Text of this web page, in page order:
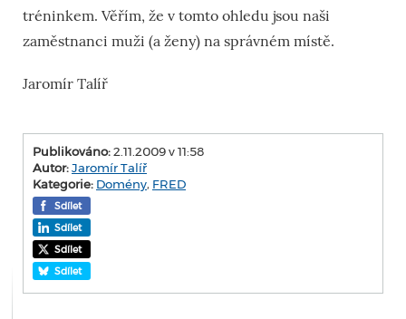
tréninkem. Věřím, že v tomto ohledu jsou naši
zaměstnanci muži (a ženy) na správném místě.
Jaromír Talíř
Publikováno:2.11.2009 v 11:58
Autor:Jaromír Talíř
Kategorie: Domény, FRED
Sdílet
Sdílet
Sdílet
Sdílet